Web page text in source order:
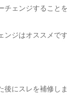
チェンジするこ
ンジはオススメです
後にスレを補修